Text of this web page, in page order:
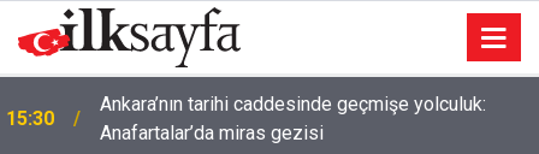
15:30
Ankara’nın tarihi caddesinde geçmişe yolculuk:
Anafartalar’da miras gezisi